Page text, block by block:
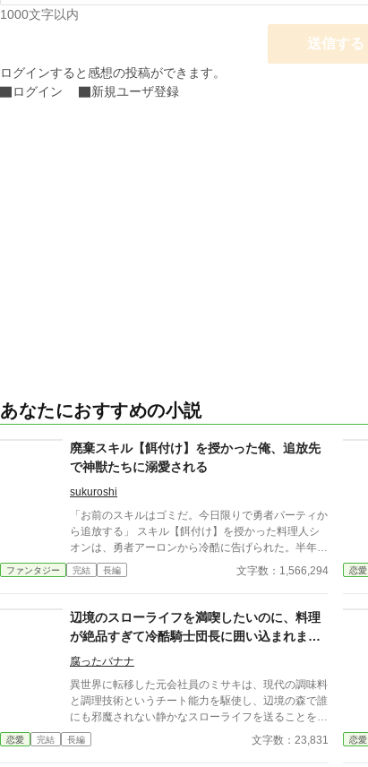
1000文字以内
送信する
ログインすると感想の投稿ができます。
ログイン
新規ユーザ登録
あなたにおすすめの小説
廃棄スキル【餌付け】を授かった俺、追放先
で神獣たちに溺愛される
sukuroshi
「お前のスキルはゴミだ。今日限りで勇者パーティか
ら追放する」 スキル【餌付け】を授かった料理人シ
オンは、勇者アーロンから冷酷に告げられた。半年前
から育てた子魔狼コハクが鴨肉の煮込み で死んだ―
―その責任を一身に背負わされて。 辺境の森で野垂
個。 食を捧げられたのは伝説の白狼神フェンリル―
―数百年ぶりに神性を保ったまま食事を口にした彼女
は、涙を流して「主」と呼んだ。 実は【餌付け】は
「廃棄級」の偽装。創世神シェフィロンが遺した「神
獣を統べる試金石」だった。力を求めず、ただ誰かの
腹を満 たそうとする者にだけ、神獣は頭を垂れる。
雷鳥姫、影狼、海龍、炎狐、大地熊、天空鯨、時の梟
――。 八体の神獣が、シオンの食卓に集う。辺境ヴ
ァルガード自治領で食産業を興し、飢饉から人々を救
ファンタジー 完結 長編 文字数：1,566,294 恋愛
辺境のスローライフを満喫したいのに、料理
が絶品すぎて冷酷騎士団長に囲い込まれまし
た
腐ったバナナ
異世界に転移した元会社員のミサキは、現代の調味料
と調理技術というチート能力を駆使し、辺境の森で誰
にも邪魔されない静かなスローライフを送ることを目
指していた。 しかし、彼女の作る絶品の料理の香り
は、辺境を守る冷酷な「鉄血」騎士団長ガイウスを引
恋愛 完結 長編 文字数：23,831 恋愛